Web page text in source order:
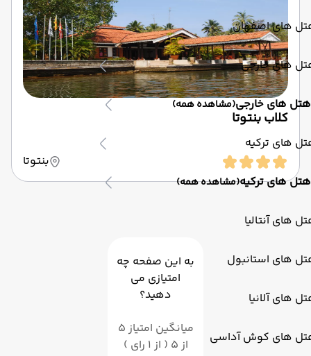
های اصفهان
های خارجی
هتل های خارجی(مشاهده همه)
های ترکیه
هتل های ترکیه(مشاهده همه)
های آنتالیا
های استانبول
های آلانیا
های کوش آداسی
کلاب بنتوتا
بنتوتا
به این صفحه چه
امتیازی می
دهید؟
میانگین امتیاز 5
از 5 ( از 1 رای )